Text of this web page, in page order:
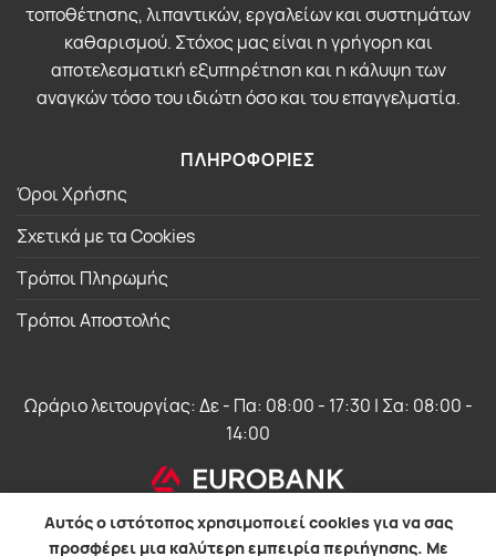
τοποθέτησης, λιπαντικών, εργαλείων και συστημάτων
καθαρισμού. Στόχος μας είναι η γρήγορη και
αποτελεσματική εξυπηρέτηση και η κάλυψη των
αναγκών τόσο του ιδιώτη όσο και του επαγγελματία.
ΠΛΗΡΟΦΟΡΙΕΣ
Όροι Χρήσης
Σχετικά με τα Cookies
Τρόποι Πληρωμής
Τρόποι Αποστολής
Ωράριο λειτουργίας: Δε - Πα: 08:00 - 17:30 | Σα: 08:00 -
14:00
Αυτός ο ιστότοπος χρησιμοποιεί cookies για να σας
προσφέρει μια καλύτερη εμπειρία περιήγησης. Με